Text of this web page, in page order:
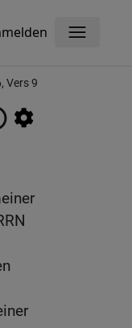
Menü
Vers 9